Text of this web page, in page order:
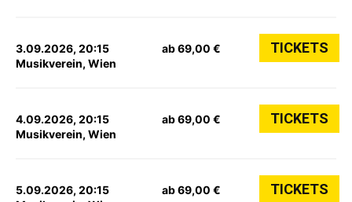
3.09.2026, 20:15
Musikverein, Wien
ab 69,00 € TICKETS
4.09.2026, 20:15
Musikverein, Wien
ab 69,00 € TICKETS
5.09.2026, 20:15
ab 69,00 € TICKETS